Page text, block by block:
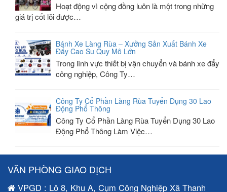
Hoạt động vì cộng đồng luôn là một trong những
giá trị cốt lõi được…
Bánh Xe Làng Rùa – Xưởng Sản Xuất Bánh Xe
Đẩy Cao Su Quy Mô Lớn
Trong lĩnh vực thiết bị vận chuyển và bánh xe đẩy
công nghiệp, Công Ty…
Công Ty Cổ Phần Làng Rùa Tuyển Dụng 30 Lao
Động Phổ Thông
Công Ty Cổ Phần Làng Rùa Tuyển Dụng 30 Lao
Động Phổ Thông Làm Việc…
VĂN PHÒNG GIAO DỊCH
VPGD : Lô 8, Khu A, Cụm Công Nghiệp Xã Thanh